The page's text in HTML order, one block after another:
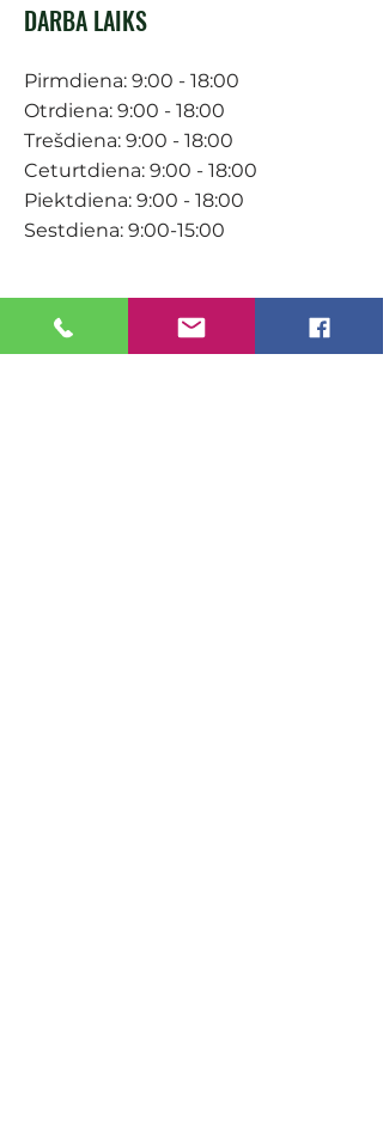
DARBA LAIKS
Pirmdiena: 9:00 - 18:00
Otrdiena: 9:00 - 18:00
Trešdiena: 9:00 - 18:00
Ceturtdiena: 9:00 - 18:00
Piektdiena: 9:00 - 18:00
Sestdiena: 9:00-15:00
KONTAKTI